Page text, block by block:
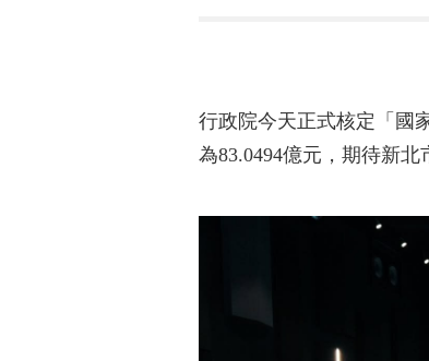
行政院今天正式核定「國
為83.0494億元，期待新北